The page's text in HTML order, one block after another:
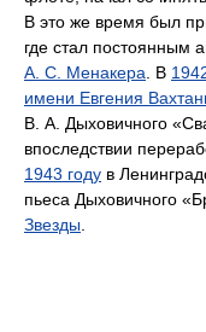
В это же время был
где стал постоянным
А. С. Менакера . В
имени Евгения
В. А. Дыховичного
впоследствии
1943 году в
пьеса Дыховичного
Звезды